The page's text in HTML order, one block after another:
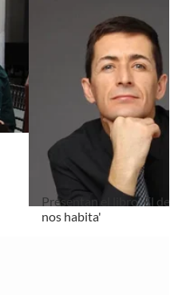
Presentan el libro 'El
nos habita'